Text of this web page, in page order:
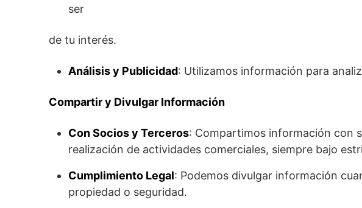
ser
de tu interés.
Análisis y Publicidad: Utilizamos información para
Compartir y Divulgar Información
Con Socios y Terceros: Compartimos información con
realización de actividades comerciales, siempre bajo
Cumplimiento Legal: Podemos divulgar información
propiedad o seguridad.